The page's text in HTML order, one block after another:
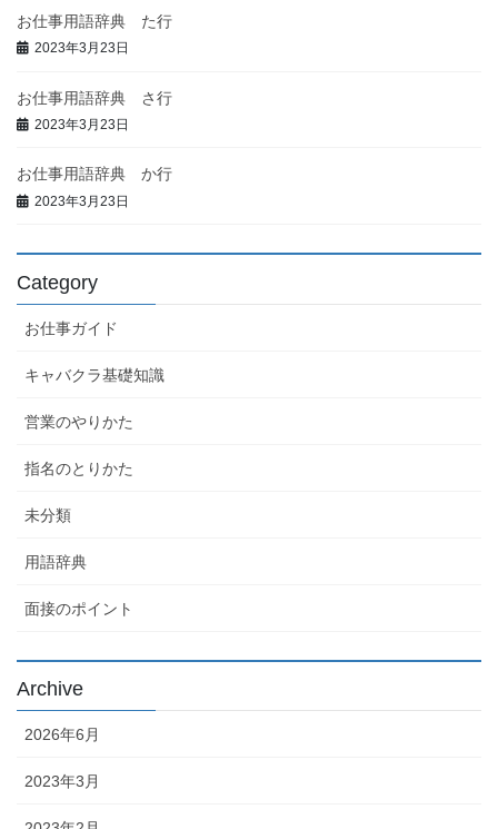
お仕事用語辞典 た行
2023年3月23日
お仕事用語辞典 さ行
2023年3月23日
お仕事用語辞典 か行
2023年3月23日
Category
お仕事ガイド
キャバクラ基礎知識
営業のやりかた
指名のとりかた
未分類
用語辞典
面接のポイント
Archive
2026年6月
2023年3月